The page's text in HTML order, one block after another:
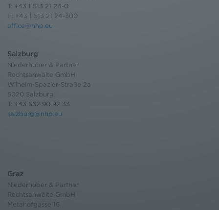
T: +43 1 513 21 24-0
F: +43 1 513 21 24-300
office@nhp.eu
Salzburg
Niederhuber & Partner
Rechtsanwälte GmbH
Wilhelm-Spazier-Straße 2a
5020 Salzburg
T: +43 662 90 92 33
salzburg@nhp.eu
Graz
Niederhuber & Partner
Rechtsanwälte GmbH
Metahofgasse 16